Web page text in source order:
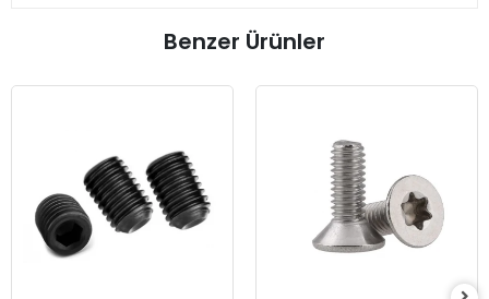
Benzer Ürünler